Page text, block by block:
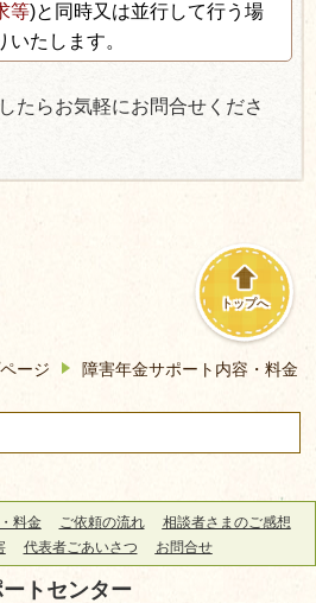
等)と同時又は並行して行う場
たします。
たらお気軽にお問合せくださ
トップへ
ージ 障害年金サポート内容・料金
料金 ご依頼の流れ
相談者さまのご感想
代表者ごあいさつ お問合せ
トセンター